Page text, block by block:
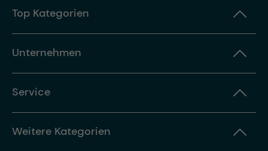
Top Kategorien
Unternehmen
Service
Weitere Kategorien